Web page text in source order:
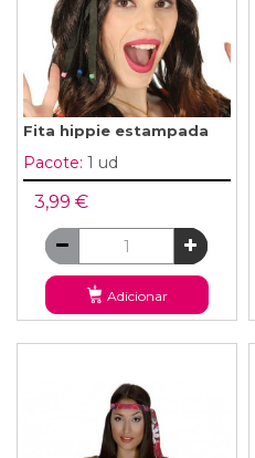
Fita hippie estampada
Pacote: 1 ud
3,99 €
Adicionar